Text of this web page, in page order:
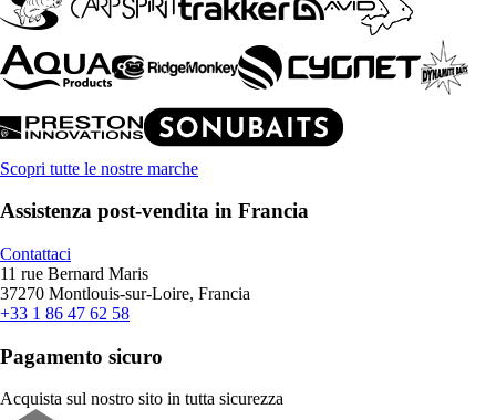
Scopri tutte le nostre marche
Assistenza post-vendita in Francia
Contattaci
11 rue Bernard Maris
37270 Montlouis-sur-Loire, Francia
+33 1 86 47 62 58
Pagamento sicuro
Acquista sul nostro sito in tutta sicurezza